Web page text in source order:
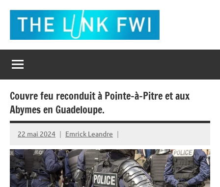
contenu
The
Link
Fwi
un
clic
Couvre feu reconduit à Pointe-à-Pitre et aux
Abymes en Guadeloupe.
22 mai 2024 Emrick Leandre